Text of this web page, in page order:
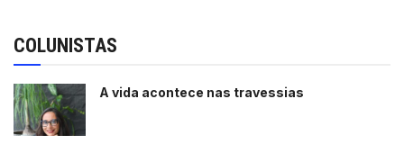
COLUNISTAS
A vida acontece nas travessias